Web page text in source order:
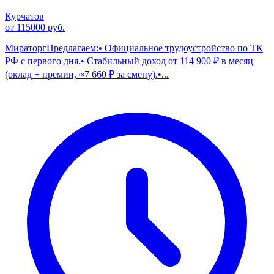
Курчатов
от 115000 руб.
МираторгПредлагаем:• Официальное трудоустройство по ТК
РФ с первого дня.• Стабильный доход от 114 900 ₽ в месяц
(оклад + премии, ≈7 660 ₽ за смену).•...